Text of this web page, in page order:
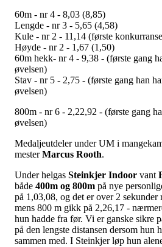
60m - nr 4 - 8,03 (8,85)
Lengde - nr 3 - 5,65 (4,58)
Kule - nr 2 - 11,14 (første
Høyde - nr 2 - 1,67 (1,50)
60m hekk- nr 4 - 9,38 - (første gang
øvelsen)
Stav - nr 5 - 2,75 - (første gang han
øvelsen)
800m - nr 6 - 2,22,92 - (første gang
øvelsen)
Medaljeutdeler under UM i
mesterMarcus Rooth.
Under helgas Steinkjer Indoor vant
både 400m og 800m på nye
på 1,03,08, og det er over 2 sekunder
mens 800 m gikk på 2,26,17 -
hun hadde fra før. Vi er ganske sikre
på den lengste distansen dersom hun
sammen med. I Steinkjer løp hun